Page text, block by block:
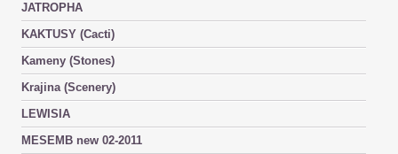
JATROPHA
KAKTUSY (Cacti)
Kameny (Stones)
Krajina (Scenery)
LEWISIA
MESEMB new 02-2011